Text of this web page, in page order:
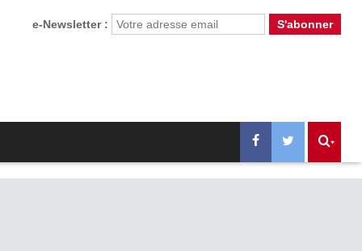
e-Newsletter :